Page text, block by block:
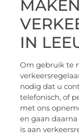
IN
Om gebruik te
nodig dat u
telefonisch, of
met ons
en gaan
is aan